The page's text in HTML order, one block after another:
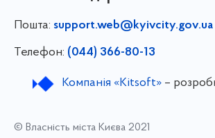
Пошта: support.web@kyivcity.gov.ua
Телефон: (044) 366-80-13
Компанія «Kitsoft»–
© Власність міста Києва 2021